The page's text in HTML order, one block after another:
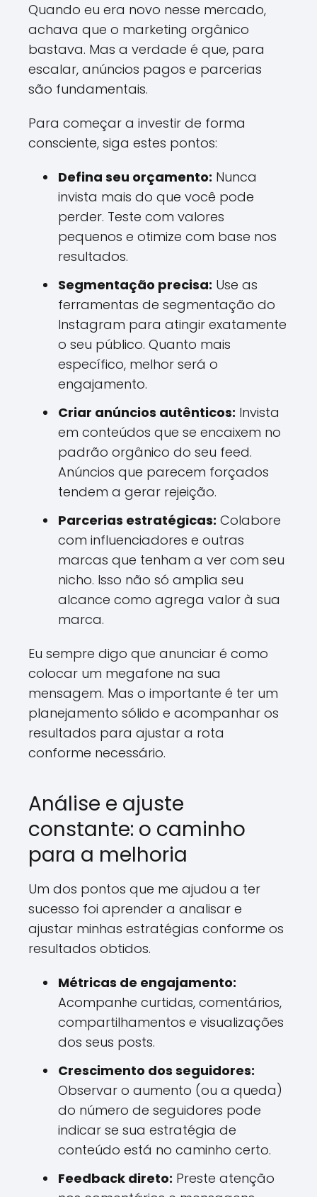
Quando eu era novo nesse mercado,
achava que o marketing orgânico
bastava. Mas a verdade é que, para
escalar, anúncios pagos e parcerias
são fundamentais.
Para começar a investir de forma
consciente, siga estes pontos:
Defina seu orçamento: Nunca
invista mais do que você pode
perder. Teste com valores
pequenos e otimize com base nos
resultados.
Segmentação precisa: Use as
ferramentas de segmentação do
Instagram para atingir exatamente
o seu público. Quanto mais
específico, melhor será o
engajamento.
Criar anúncios autênticos: Invista
em conteúdos que se encaixem no
padrão orgânico do seu feed.
Anúncios que parecem forçados
tendem a gerar rejeição.
Parcerias estratégicas: Colabore
com influenciadores e outras
marcas que tenham a ver com seu
nicho. Isso não só amplia seu
alcance como agrega valor à sua
marca.
Eu sempre digo que anunciar é como
colocar um megafone na sua
mensagem. Mas o importante é ter um
planejamento sólido e acompanhar os
resultados para ajustar a rota
conforme necessário.
Análise e ajuste
constante: o caminho
para a melhoria
Um dos pontos que me ajudou a ter
sucesso foi aprender a analisar e
ajustar minhas estratégias conforme os
resultados obtidos.
Métricas de engajamento:
Acompanhe curtidas, comentários,
compartilhamentos e visualizações
dos seus posts.
Crescimento dos seguidores:
Observar o aumento (ou a queda)
do número de seguidores pode
indicar se sua estratégia de
conteúdo está no caminho certo.
Feedback direto: Preste atenção